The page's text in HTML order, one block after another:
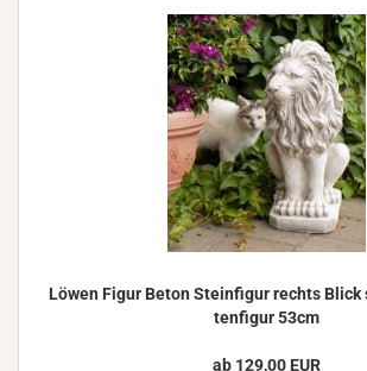
Löwen Figur Beton Stein­fi­gur rechts
ten­fi­gur 53cm
ab 129,00 EUR